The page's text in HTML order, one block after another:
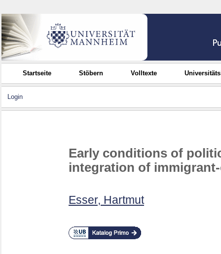
Startseite Stöbern Volltexte
Login
Early conditions of
integration of
Esser, Hartmut